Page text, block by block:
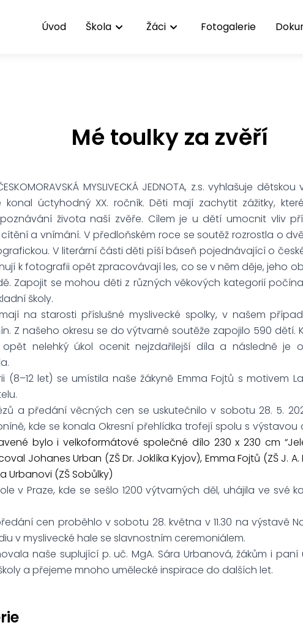
Úvod Škola Žáci Fotogalerie
Mé toulky za zvěří
MYSLIVECKÁ JEDNOTA, z.s. vyhlašuje
konal úctyhodný XX. ročník. Děti mají zachytit zážitky,
života naší zvěře. Cílem je u dětí umocnit vliv
a vnímání. V předloňském roce se soutěž rozrostla o
V literární části děti píší báseň pojednávající o
k fotografii opět zpracovávají les, co se v něm děje, jeho
Zapojit se mohou děti z různých věkových kategorií
školy.
na starosti příslušné myslivecké spolky, v našem
Z našeho okresu se do výtvarné soutěže zapojilo 590
opět nelehký úkol ocenit nejzdařilejší díla a následně je
(8–12 let) se umístila naše žákyně Emma Fojtů s motivem
a předání věcných cen se uskutečnilo v sobotu 28. 5.
kde se konala Okresní přehlídka trofejí spolu s výstavou
bylo i velkoformátové společné dílo 230 x 230 cm
Johanes Urban (ZŠ Dr. Joklíka Kyjov), Emma Fojtů (ZŠ J.
Urbanovi (ZŠ Sobůlky)
v Praze, kde se sešlo 1200 výtvarných děl, uhájila ve své
cen proběhlo v sobotu 28. května v 11.30 na výstavě
v myslivecké hale se slavnostním ceremoniálem.
naše suplující p. uč. MgA. Sára Urbanová, žákům i
a přejeme mnoho umělecké inspirace do dalších let.